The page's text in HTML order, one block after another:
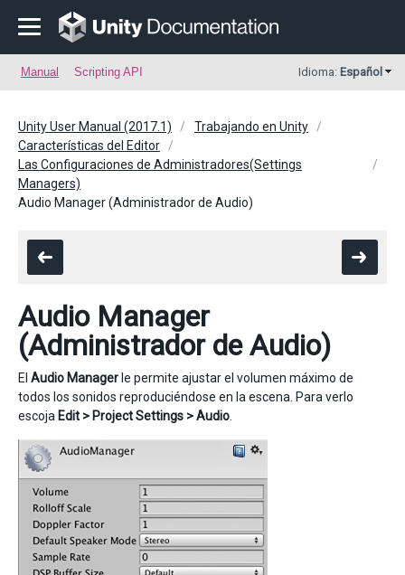
Manual Scripting API Idioma: Español
Unity User Manual (2017.1)
Trabajando en Unity
Características del Editor
Las Configuraciones de Administradores(Settings
Managers)
Audio Manager (Administrador de Audio)
Audio Manager
(Administrador de Audio)
El Audio Manager le permite ajustar el volumen máximo de
todos los sonidos reproduciéndose en la escena. Para verlo
escoja Edit > Project Settings > Audio